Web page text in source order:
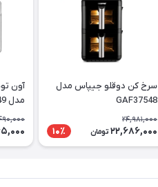
سرخ کن دوقلو جیپاس مدل
GAF37548
24,981,000
22,686,000 تومان 10٪
آون
مدل GAFO37549